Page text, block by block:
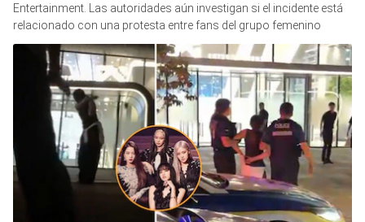
Entertainment. Las autoridades aún investigan si el incidente está
relacionado con una protesta entre fans del grupo femenino